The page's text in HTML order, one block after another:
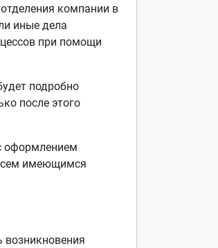
компании в
иные дела
при помощи
подробно
после этого
оформлением
имеющимся